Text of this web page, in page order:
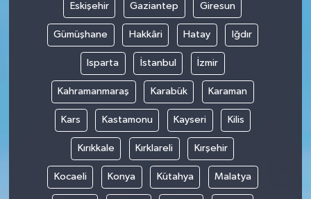
Eskişehir Gaziantep Giresun
Gümüşhane Hakkâri Hatay Iğdır
Isparta İstanbul İzmir
Kahramanmaraş Karabük Karaman
Kars Kastamonu Kayseri Kilis
Kırıkkale Kırklareli Kırşehir
Kocaeli Konya Kütahya Malatya